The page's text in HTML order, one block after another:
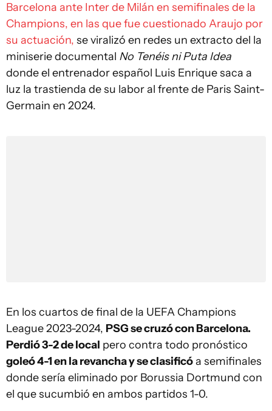
Barcelona ante Inter de Milán en semifinales de la
Champions, en las que fue cuestionado Araujo por
su actuación, se viralizó en redes un extracto del la
miniserie documental No Tenéis ni Puta Idea
donde el entrenador español Luis Enrique saca a
luz la trastienda de su labor al frente de Paris Saint-
Germain en 2024.
En los cuartos de final de la UEFA Champions
League 2023-2024, PSG se cruzó con Barcelona.
Perdió 3-2 de local pero contra todo pronóstico
goleó 4-1 en la revancha y se clasificóa semifinales
donde sería eliminado por Borussia Dortmund con
el que sucumbió en ambos partidos 1-0.